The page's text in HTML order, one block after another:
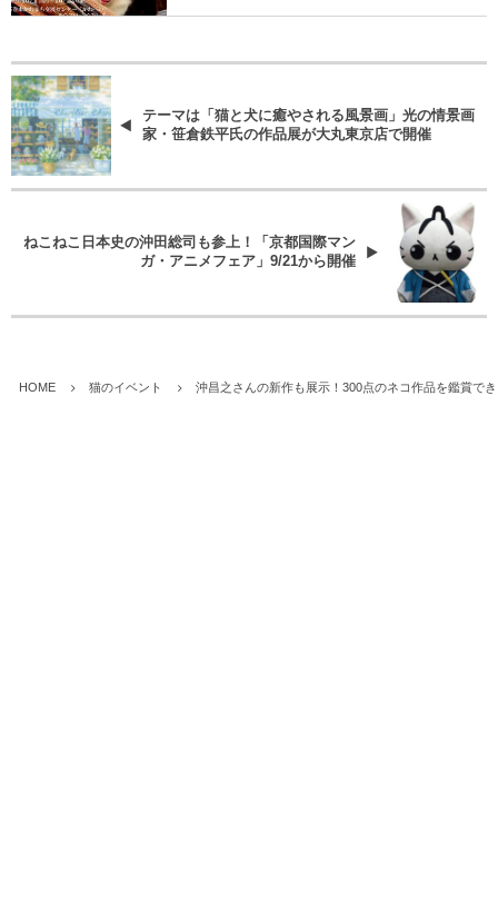
テーマは「猫と犬に癒やされる風景画」光の情景画
家・笹倉鉄平氏の作品展が大丸東京店で開催
ねこねこ日本史の沖田総司も参上！「京都国際マン
ガ・アニメフェア」9/21から開催
HOME 猫のイベント 沖昌之さんの新作も展示！300点のネコ作品を鑑賞で